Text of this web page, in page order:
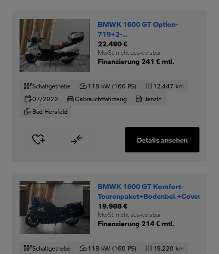
BMWK 1600 GT Option-
719+2-
Pakete+Topcase+DWA+ZV+
22.490 €
MwSt. nicht ausweisbar
Finanzierung 241 € mtl.
Schaltgetriebe 118 kW (160 PS)
12.447 km
07/2022
Gebrauchtfahrzeug
Benzin
Bad Hersfeld
Details ansehen
BMWK 1600 GT Komfort-
Tourenpaket+Bodenbel.+Cover+
19.988 €
MwSt. nicht ausweisbar
Finanzierung 214 € mtl.
Schaltgetriebe 118 kW (160 PS)
19.220 km